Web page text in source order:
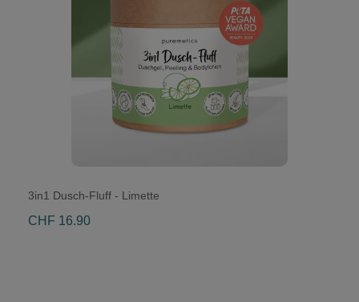
3in1 Dusch-Fluff - Limette
CHF 16.90